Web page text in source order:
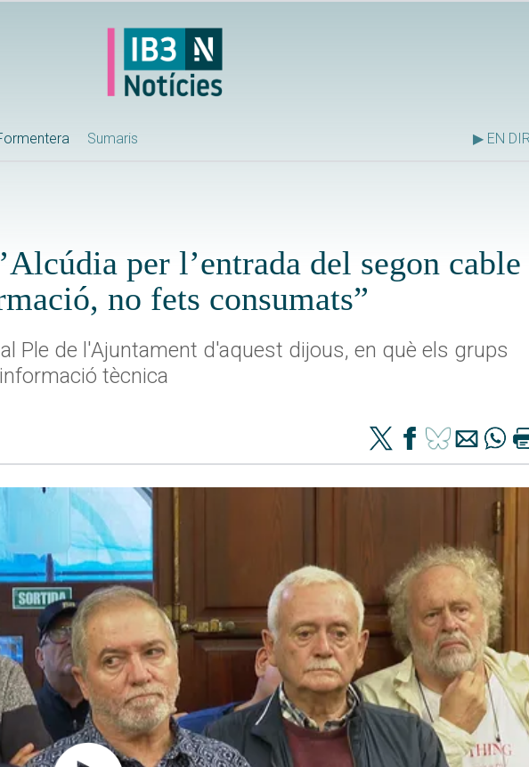
Sumaris ▶ EN
per l’entrada del segon cable
no fets consumats”
Ple de l'Ajuntament d'aquest dijous, en què els grups
tècnica